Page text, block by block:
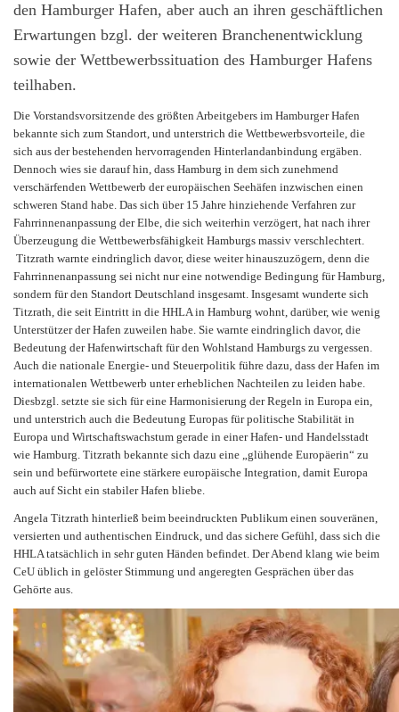
den Hamburger Hafen, aber auch an ihren geschäftlichen
Erwartungen bzgl. der weiteren Branchenentwicklung
sowie der Wettbewerbssituation des Hamburger Hafens
teilhaben.
Die Vorstandsvorsitzende des größten Arbeitgebers im Hamburger Hafen
bekannte sich zum Standort, und unterstrich die Wettbewerbsvorteile, die
sich aus der bestehenden hervorragenden Hinterlandanbindung ergäben.
Dennoch wies sie darauf hin, dass Hamburg in dem sich zunehmend
verschärfenden Wettbewerb der europäischen Seehäfen inzwischen einen
schweren Stand habe. Das sich über 15 Jahre hinziehende Verfahren zur
Fahrrinnenanpassung der Elbe, die sich weiterhin verzögert, hat nach ihrer
Überzeugung die Wettbewerbsfähigkeit Hamburgs massiv verschlechtert.
Titzrath warnte eindringlich davor, diese weiter hinauszuzögern, denn die
Fahrrinnenanpassung sei nicht nur eine notwendige Bedingung für Hamburg,
sondern für den Standort Deutschland insgesamt. Insgesamt wunderte sich
Titzrath, die seit Eintritt in die HHLA in Hamburg wohnt, darüber, wie wenig
Unterstützer der Hafen zuweilen habe. Sie warnte eindringlich davor, die
Bedeutung der Hafenwirtschaft für den Wohlstand Hamburgs zu vergessen.
Auch die nationale Energie- und Steuerpolitik führe dazu, dass der Hafen im
internationalen Wettbewerb unter erheblichen Nachteilen zu leiden habe.
Diesbzgl. setzte sie sich für eine Harmonisierung der Regeln in Europa ein,
und unterstrich auch die Bedeutung Europas für politische Stabilität in
Europa und Wirtschaftswachstum gerade in einer Hafen- und Handelsstadt
wie Hamburg. Titzrath bekannte sich dazu eine „glühende Europäerin“ zu
sein und befürwortete eine stärkere europäische Integration, damit Europa
auch auf Sicht ein stabiler Hafen bliebe.
Angela Titzrath hinterließ beim beeindruckten Publikum einen souveränen,
versierten und authentischen Eindruck, und das sichere Gefühl, dass sich die
HHLA tatsächlich in sehr guten Händen befindet. Der Abend klang wie beim
CeU üblich in gelöster Stimmung und angeregten Gesprächen über das
Gehörte aus.